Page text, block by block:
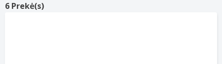
6 Prekė(s)